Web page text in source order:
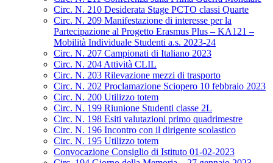
Circ. N. 210 Desiderata Stage PCTO classi Quarte
Circ. N. 209 Manifestazione di interesse per la
Partecipazione al Progetto Erasmus Plus – KA121 –
Mobilità Individuale Studenti a.s. 2023-24
Circ. N. 207 Campionati di Italiano 2023
Circ. N. 204 Attività CLIL
Circ. N. 203 Rilevazione mezzi di trasporto
Circ. N. 202 Proclamazione Sciopero 10 febbraio 2023
Circ. N. 200 Utilizzo totem
Circ. N. 199 Riunione Studenti classe 2L
Circ. N. 198 Esiti valutazioni primo quadrimestre
Circ. N. 196 Incontro con il dirigente scolastico
Circ. N. 195 Utilizzo totem
Convocazione Consiglio di Istituto 01-02-2023